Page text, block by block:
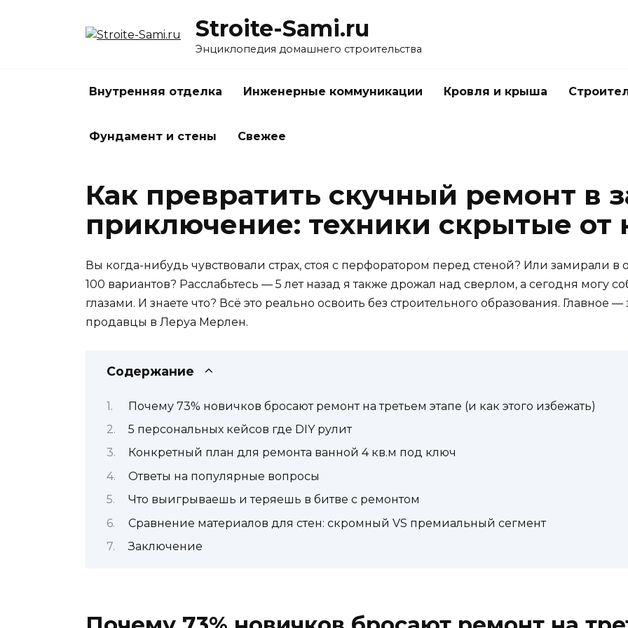
Stroite-Sami.ru
Энциклопедия домашнего строительства
Внутренняя отделка Инженерные коммуникации Кровля и крыша
Фундамент и стены Свежее
Как превратить скучный ремонт в
приключение: техники скрытые от
Вы когда-нибудь чувствовали страх, стоя с перфоратором перед стеной? Или замирали в
100 вариантов? Расслабьтесь — 5 лет назад я также дрожал над сверлом, а сегодня могу
глазами. И знаете что? Всё это реально освоить без строительного образования. Главное
продавцы в Леруа Мерлен.
Содержание
Почему 73% новичков бросают ремонт на третьем этапе (и как этого избежать)
5 персональных кейсов где DIY рулит
Конкретный план для ремонта ванной 4 кв.м под ключ
Ответы на популярные вопросы
Что выигрываешь и теряешь в битве с ремонтом
Сравнение материалов для стен: скромный VS премиальный сегмент
Заключение